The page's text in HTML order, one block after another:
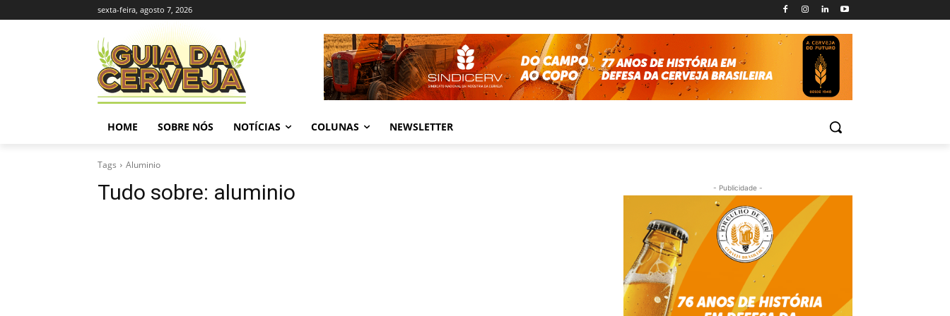
sexta-feira, agosto 7, 2026
HOME SOBRE NÓS NOTÍCIAS COLUNAS NEWSLETTER
Tags Aluminio
Tudo sobre: aluminio - Publicidade -